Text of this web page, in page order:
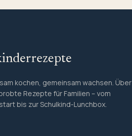
kochen, gemeinsam wachsen. Über
Rezepte für Familien – vom
bis zur Schulkind-Lunchbox.